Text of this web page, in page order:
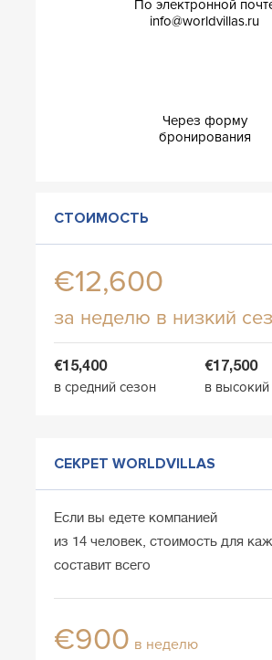
По электронной
info@worldvillas.ru
Через форму
бронирования
СТОИМОСТЬ
€12,600
за неделю в низкий
€15,400
в средний сезон
€17,500
в высокий
СЕКРЕТ WORLDVILLAS
Если вы едете компанией
из 14 человек, стоимость для
составит всего
€900 в неделю